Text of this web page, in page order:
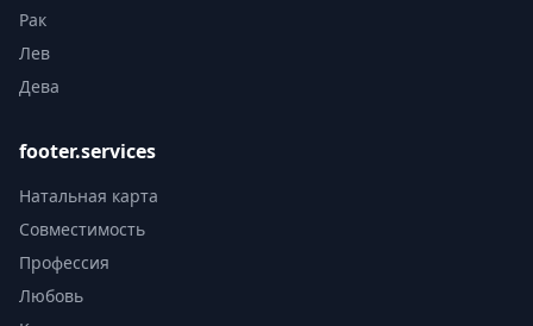
Рак
Лев
Дева
footer.services
Натальная карта
Совместимость
Профессия
Любовь